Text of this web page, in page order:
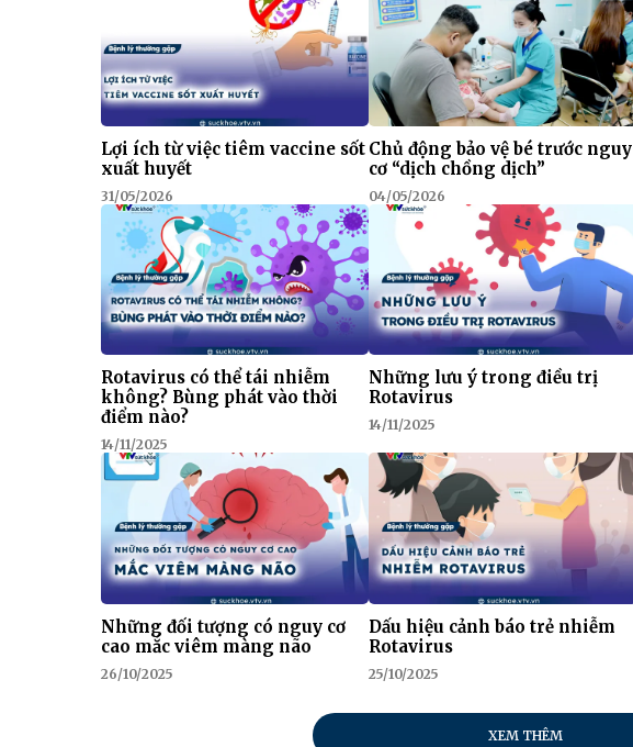
Lợi ích từ việc tiêm vaccine sốt
xuất huyết
31/05/2026
Chủ động bảo vệ bé trước nguy
cơ “dịch chồng dịch”
04/05/2026
Rotavirus có thể tái nhiễm
không? Bùng phát vào thời
điểm nào?
14/11/2025
Những lưu ý trong điều trị
Rotavirus
14/11/2025
Những đối tượng có nguy cơ
cao mắc viêm màng não
26/10/2025
Dấu hiệu cảnh báo trẻ nhiễm
Rotavirus
25/10/2025
XEM THÊM